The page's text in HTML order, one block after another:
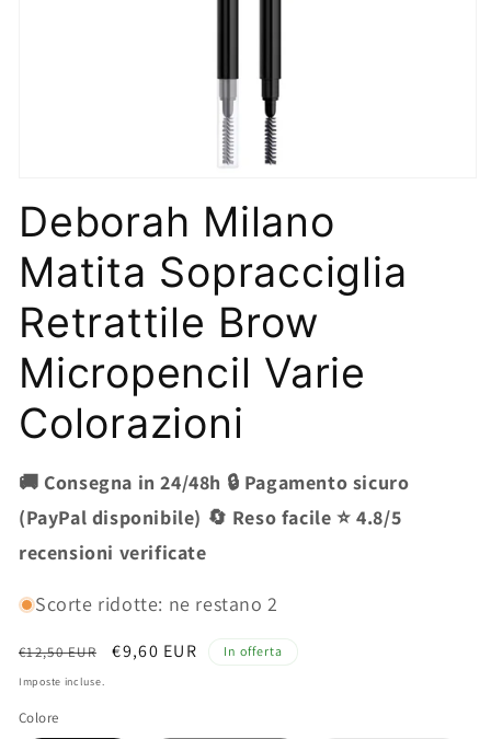
multimediali
1
finestra
modale
Deborah Milano
Matita Sopracciglia
Retrattile Brow
Micropencil Varie
Colorazioni
🚚 Consegna in 24/48h 🔒 Pagamento sicuro
(PayPal disponibile) 🔄 Reso facile ⭐ 4.8/5
recensioni verificate
Scorte ridotte: ne restano 2
Prezzo
di
€12,50 EUR
Prezzo
€9,60 EUR In offerta
Imposte incluse.
Colore